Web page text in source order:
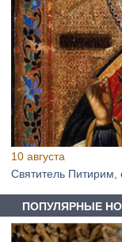
10 августа
Святитель Питирим,
ПОПУЛЯРНЫЕ